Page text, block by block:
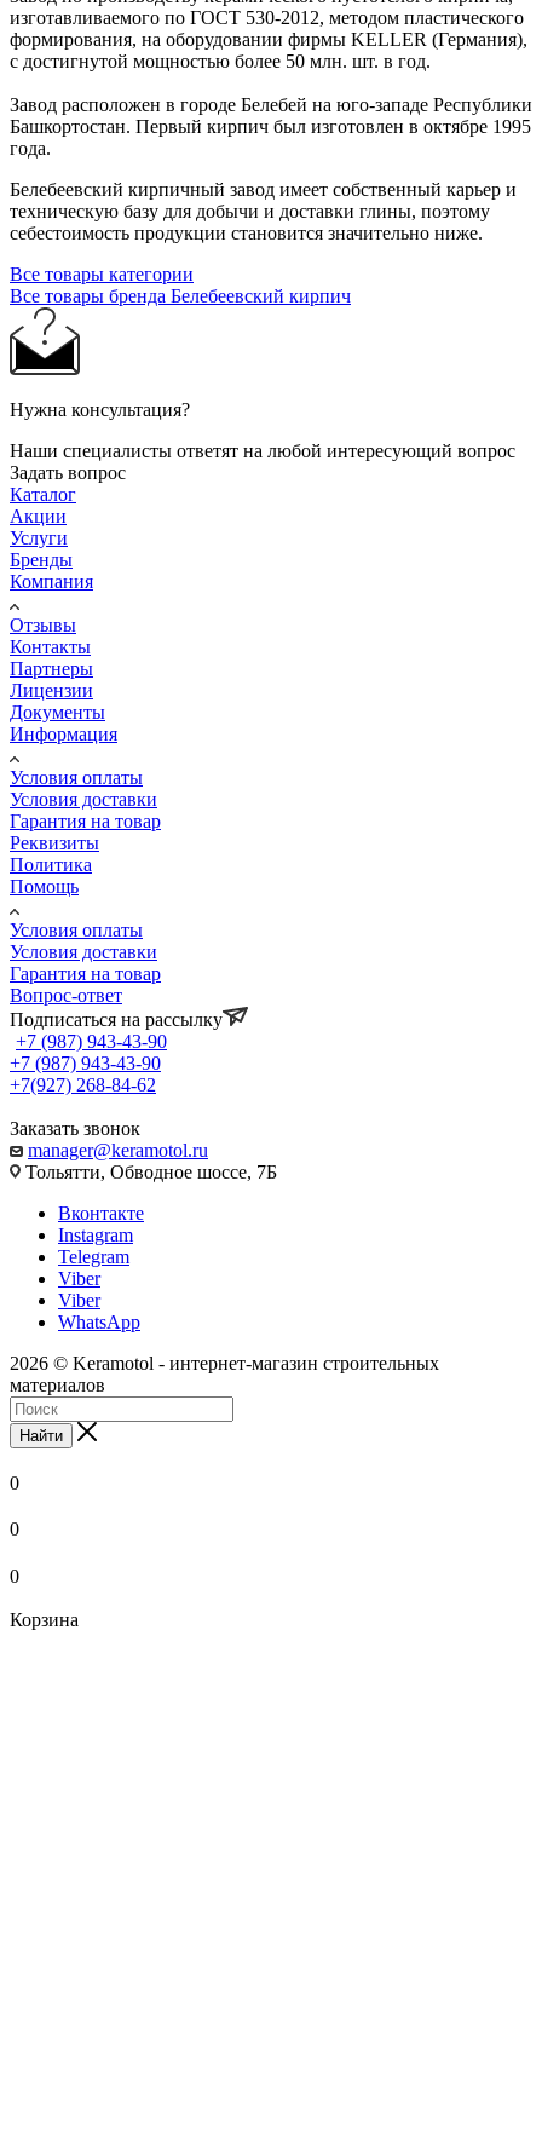
изготавливаемого по ГОСТ 530-2012, методом пластического
формирования, на оборудовании фирмы KELLER (Германия),
с достигнутой мощностью более 50 млн. шт. в год.
Завод расположен в городе Белебей на юго-западе Республики
Башкортостан. Первый кирпич был изготовлен в октябре 1995
года.
Белебеевский кирпичный завод имеет собственный карьер и
техническую базу для добычи и доставки глины, поэтому
себестоимость продукции становится значительно ниже.
Все товары категории
Все товары бренда Белебеевский кирпич
Нужна консультация?
Наши специалисты ответят на любой интересующий вопрос
Задать вопрос
Каталог
Акции
Услуги
Бренды
Компания
Отзывы
Контакты
Партнеры
Лицензии
Документы
Информация
Условия оплаты
Условия доставки
Гарантия на товар
Реквизиты
Политика
Помощь
Условия оплаты
Условия доставки
Гарантия на товар
Вопрос-ответ
Подписаться на рассылку
+7 (987) 943-43-90
+7 (987) 943-43-90
+7(927) 268-84-62
Заказать звонок
manager@keramotol.ru
Тольятти, Обводное шоссе, 7Б
Вконтакте
Instagram
Telegram
Viber
Viber
WhatsApp
2026 © Keramotol - интернет-магазин строительных
материалов
Найти
0
0
0
Корзина